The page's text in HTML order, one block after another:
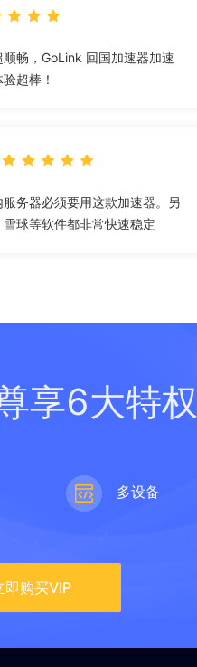
回国加速器加速
超棒！
务器必须要用这款加速器。另
球等软件都非常快速稳定
享6大特权
多设备
即购买VIP